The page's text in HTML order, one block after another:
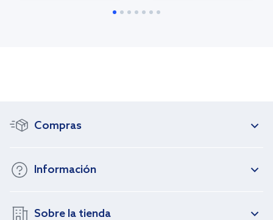
Compras
Información
Sobre la tienda